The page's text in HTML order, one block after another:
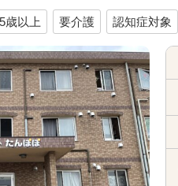
歳以上 要介護 認知症対象